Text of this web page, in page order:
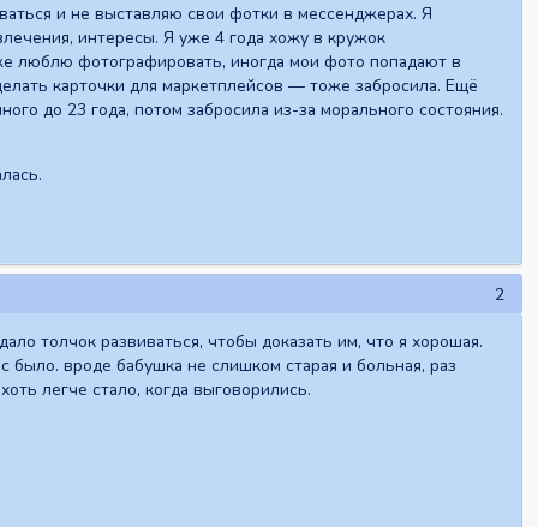
и не выставляю свои фотки в мессенджерах. Я
интересы. Я уже 4 года хожу в кружок
люблю фотографировать, иногда мои фото попадают в
карточки для маркетплейсов — тоже забросила. Ещё
до 23 года, потом забросила из-за морального состояния.
2
толчок развиваться, чтобы доказать им, что я хорошая.
было. вроде бабушка не слишком старая и больная, раз
легче стало, когда выговорились.